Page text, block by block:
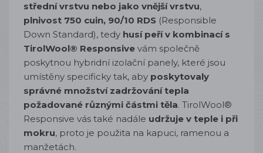
střední vrstvu nebo jako vnější vrstvu,
plnivost 750 cuin, 90/10 RDS (Responsible
Down Standard), tedy husí peří v kombinací s
TirolWool® Responsive vám společně
poskytnou hybridní izolační panely, které jsou
umístěny specificky tak, aby poskytovaly
správné množství zadržování tepla
požadované různými částmi těla. TirolWool®
Responsive vás také nadále udržuje v teple i při
mokru, proto je použita na kapuci, ramenou a
manžetách.